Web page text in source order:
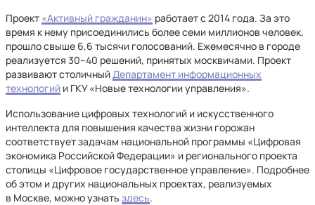
Проект «Активный гражданин» работает с 2014 года. За это
время к нему присоединились более семи миллионов человек,
прошло свыше 6,6 тысячи голосований. Ежемесячно в городе
реализуется 30–40 решений, принятых москвичами. Проект
развивают столичныйДепартамент информационных
технологий и ГКУ «Новые технологии управления».
Использование цифровых технологий и искусственного
интеллекта для повышения качества жизни горожан
соответствует задачам национальной программы «Цифровая
экономика Российской Федерации» и регионального проекта
столицы «Цифровое государственное управление». Подробнее
об этом и других национальных проектах, реализуемых
в Москве, можно узнать здесь.